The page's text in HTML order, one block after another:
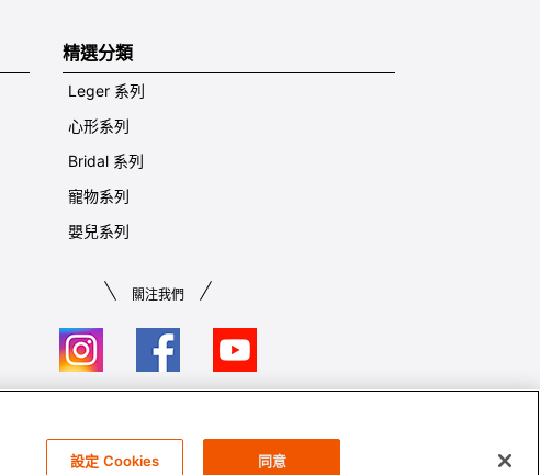
精選分類
Leger 系列
心形系列
Bridal 系列
寵物系列
嬰兒系列
關注我們
設定 Cookies 同意